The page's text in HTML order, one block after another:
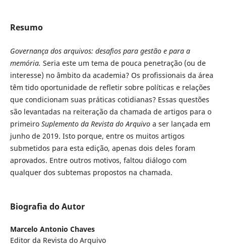
Resumo
Governança dos arquivos: desafios para gestão e para a
memória. Seria este um tema de pouca penetração (ou de
interesse) no âmbito da academia? Os profissionais da área
têm tido oportunidade de refletir sobre políticas e relações
que condicionam suas práticas cotidianas? Essas questões
são levantadas na reiteração da chamada de artigos para o
primeiro Suplemento da Revista do Arquivoa ser lançada em
junho de 2019. Isto porque, entre os muitos artigos
submetidos para esta edição, apenas dois deles foram
aprovados. Entre outros motivos, faltou diálogo com
qualquer dos subtemas propostos na chamada.
Biografia do Autor
Marcelo Antonio Chaves
Editor da Revista do Arquivo